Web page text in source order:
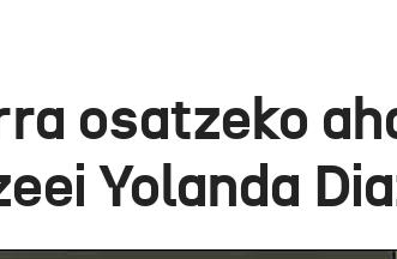
osatzeko
Yolanda